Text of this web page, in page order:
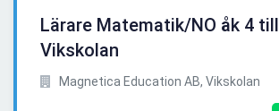
Lärare Matematik/NO åk 4 till
Vikskolan
Magnetica Education AB, Vikskolan